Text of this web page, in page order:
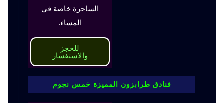
الساحرة خاصة في
المساء.
للحجز
والاستفسار
فنادق طرابزون المميزة خمس نجوم